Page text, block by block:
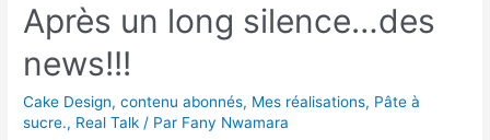
Après un long silence…des
news!!!
Cake Design,contenu abonnés, Mes réalisations, Pâte à
sucre., Real Talk / Par Fany Nwamara